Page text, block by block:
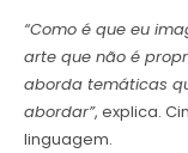
“Como é que eu
arte que não é
aborda temáticas
abordar”, explica.
linguagem.